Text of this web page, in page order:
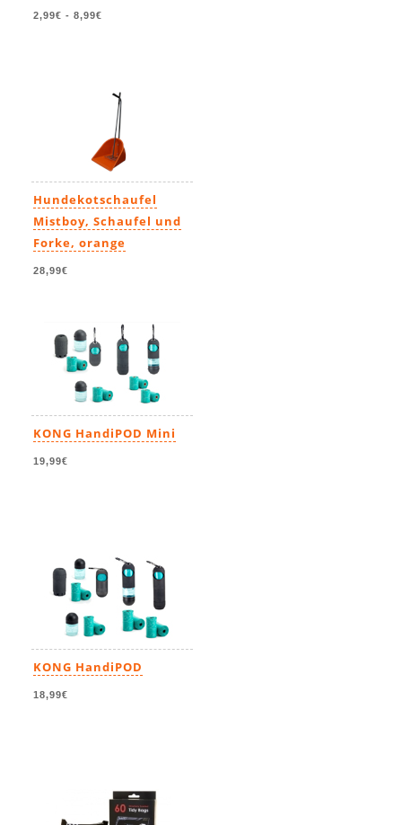
2,99€ - 8,99€
Hundekotschaufel
Mistboy, Schaufel und
Forke, orange
28,99€
KONG HandiPOD Mini
19,99€
KONG HandiPOD
18,99€